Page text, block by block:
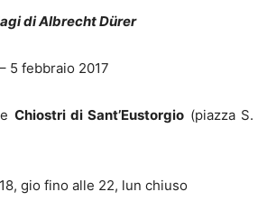
di Albrecht Dürer
5 febbraio 2017
Chiostri di Sant’Eustorgio (piazza S.
gio fino alle 22, lun chiuso